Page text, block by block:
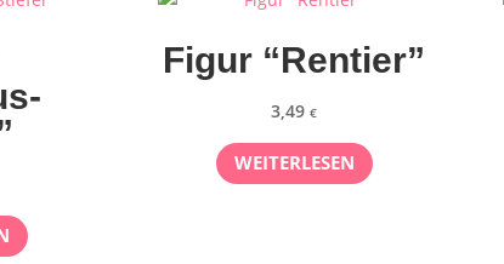
Figur “Rentier”
3,49€
WEITERLESEN